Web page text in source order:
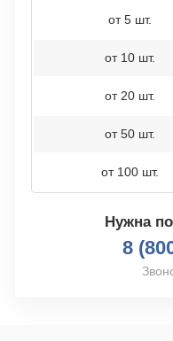
от 5 шт.
от 10 шт.
от 20 шт.
от 50 шт.
от 100 шт.
Нужна
8